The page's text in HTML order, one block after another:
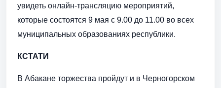
увидеть онлайн-трансляцию мероприятий,
которые состоятся 9 мая с 9.00 до 11.00 во всех
муниципальных образованиях республики.
КСТАТИ
В Абакане торжества пройдут и в Черногорском